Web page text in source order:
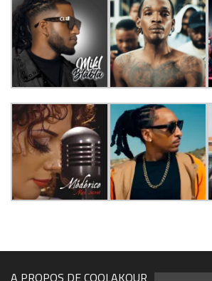
A PROPOS DE COQLAKOUR